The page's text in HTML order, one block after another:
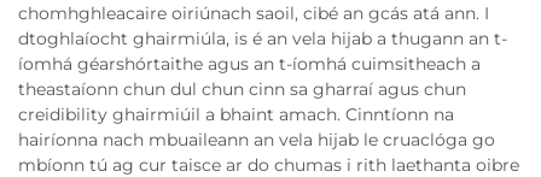
chomhghleacaire oiriúnach saoil, cibé an gcás atá ann. I
dtoghlaíocht ghairmiúla, is é an vela hijab a thugann an t-
íomhá géarshórtaithe agus an t-íomhá cuimsitheach a
theastaíonn chun dul chun cinn sa gharraí agus chun
creidibility ghairmiúil a bhaint amach. Cinntíonn na
hairíonna nach mbuaileann an vela hijab le cruaclóga go
mbíonn tú ag cur taisce ar do chumas i rith laethanta oibre